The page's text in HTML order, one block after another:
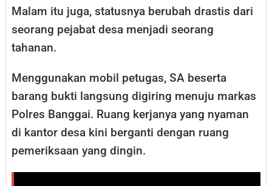
​Malam itu juga, statusnya berubah drastis dari
seorang pejabat desa menjadi seorang
tahanan.
Menggunakan mobil petugas, SA beserta
barang bukti langsung digiring menuju markas
Polres Banggai. Ruang kerjanya yang nyaman
di kantor desa kini berganti dengan ruang
pemeriksaan yang dingin.